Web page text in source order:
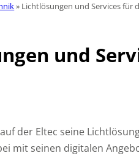
» Lichtlösungen und Services für
und
der Eltec seine
mit seinen digitalen